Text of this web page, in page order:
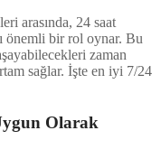
arasında, 24 saat
önemli bir rol oynar. Bu
zaman
sağlar. İşte en iyi 7/24
Olarak